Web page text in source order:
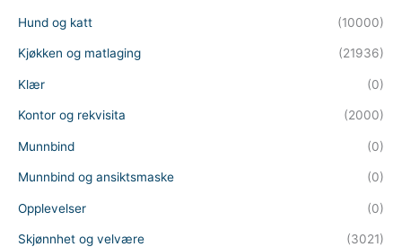
Hund og katt (10000)
Kjøkken og matlaging (21936)
Klær (0)
Kontor og rekvisita (2000)
Munnbind (0)
Munnbind og ansiktsmaske (0)
Opplevelser (0)
Skjønnhet og velvære (3021)